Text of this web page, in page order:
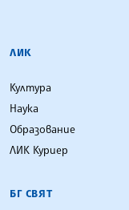
ЛИК
Култура
Наука
Образование
ЛИК Куриер
БГ СВЯТ